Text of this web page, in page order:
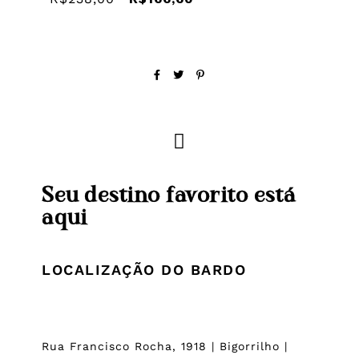
Seu destino favorito está
aqui
LOCALIZAÇÃO DO BARDO
Rua Francisco Rocha, 1918 | Bigorrilho |